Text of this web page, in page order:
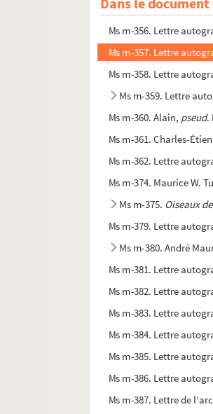
Ms m-288. Oeuvres
Ms m-356. Lettre
Ms m-357. Lettre
Ms m-358. Lettre
Ms m-359. Lettre
Ms m-360. Alain, pseud.
Ms m-361. Charles-
Ms m-362. Lettre
Ms m-374. Maurice W.
Ms m-375. Oiseaux
Ms m-379. Lettre
Ms m-380. André
Ms m-381. Lettre
Ms m-382. Lettre
Ms m-383. Lettre
Ms m-384. Lettre
Ms m-385. Lettre
Ms m-386. Lettre
Ms m-387. Lettre de